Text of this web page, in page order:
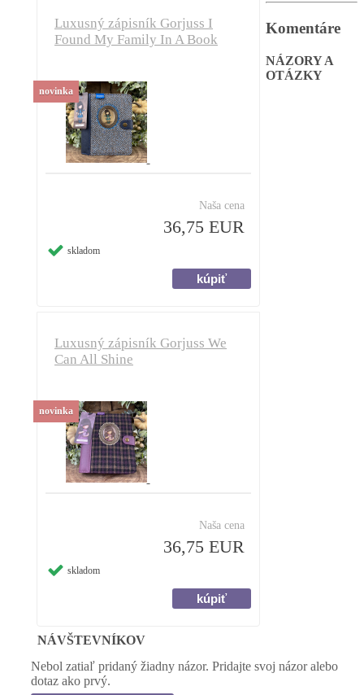
Luxusný zápisník Gorjuss I
Found My Family In A Book
Naša cena
36,75 EUR
skladom
novinka
Luxusný zápisník Gorjuss We
Can All Shine
Naša cena
36,75 EUR
skladom
novinka
Komentáre
NÁZORY A
OTÁZKY
NÁVŠTEVNÍKOV
Nebol zatiaľ pridaný žiadny názor. Pridajte svoj názor alebo
dotaz ako prvý.